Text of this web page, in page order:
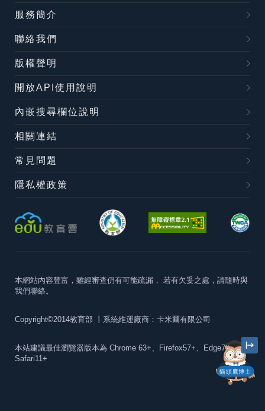
貓頭鷹博士
服務簡介
聯絡我們
版權聲明
開放API使用說明
內嵌搜尋欄位說明
相關連結
常見問題
隱私權政策
本網站內容豐富，雖經審查仍有可能疏漏， 若有欠妥之處，請隨時與
我們聯絡。
Copyright©2014教育部 丨系統維運廠商：卡米爾有限公司
本站建議最佳瀏覽器版本為 Chrome 63+、Firefox57+、Edge79+及
Safari11+